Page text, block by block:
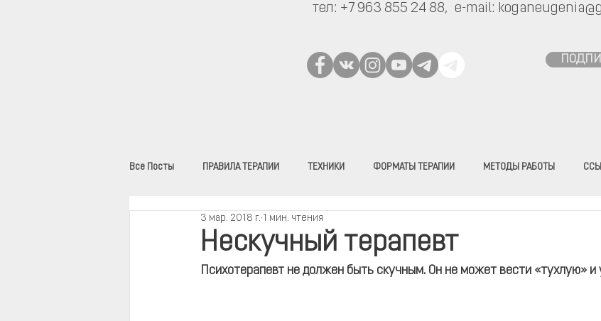
тел: +7 963 855 24 88, e-mail:
Все Посты ПРАВИЛА ТЕРАПИИ ТЕХНИКИ ФОРМАТЫ ТЕРАПИИ МЕТОДЫ РАБОТЫ
Нескучный терапевт
3 мар. 2018 г. 1 мин. чтения
Психотерапевт не должен быть скучным. Он не может вести «тухлую»